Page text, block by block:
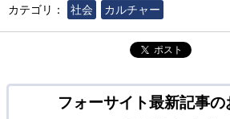
カテゴリ：
社会 カルチャー
ポスト
フォーサイト最新記事の